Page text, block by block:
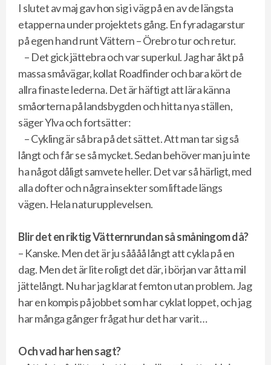
I slutet av maj gav hon sig i väg på en av de längsta
etapperna under projektets gång. En fyradagarstur
på egen hand runt Vättern – Örebro tur och retur.
– Det gick jättebra och var superkul. Jag har åkt på
massa småvägar, kollat Roadfinder och bara kört de
allra finaste lederna. Det är häftigt att lära känna
småorterna på landsbygden och hitta nya ställen,
säger Ylva och fortsätter:
– Cykling är så bra på det sättet. Att man tar sig så
långt och får se så mycket. Sedan behöver man ju inte
ha något dåligt samvete heller. Det var så härligt, med
alla dofter och några insekter som liftade längs
vägen. Hela naturupplevelsen.
Blir det en riktig Vätternrundan så småningom då?
– Kanske. Men det är ju såååå långt att cykla på en
dag. Men det är lite roligt det där, i början var åtta mil
jättelångt. Nu har jag klarat femton utan problem. Jag
har en kompis på jobbet som har cyklat loppet, och jag
har många gånger frågat hur det har varit…
Och vad har hen sagt?